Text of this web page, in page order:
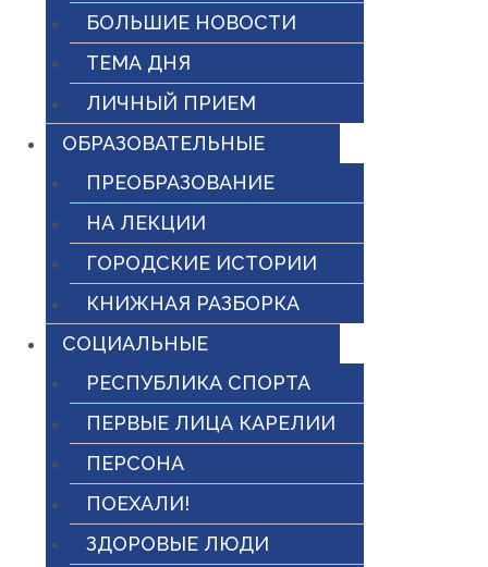
БОЛЬШИЕ НОВОСТИ
ТЕМА ДНЯ
ЛИЧНЫЙ ПРИЕМ
ОБРАЗОВАТЕЛЬНЫЕ
ПРЕОБРАЗОВАНИЕ
НА ЛЕКЦИИ
ГОРОДСКИЕ ИСТОРИИ
КНИЖНАЯ РАЗБОРКА
СОЦИАЛЬНЫЕ
РЕСПУБЛИКА СПОРТА
ПЕРВЫЕ ЛИЦА КАРЕЛИИ
ПЕРСОНА
ПОЕХАЛИ!
ЗДОРОВЫЕ ЛЮДИ